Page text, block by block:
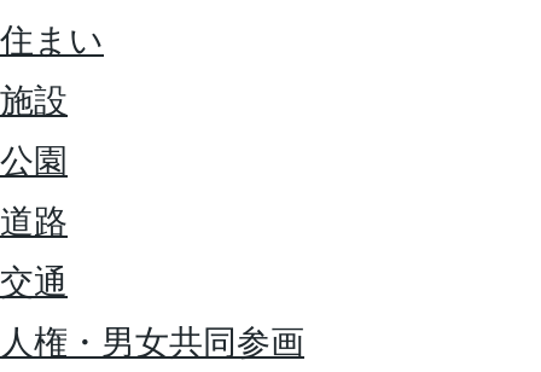
住まい
施設
公園
道路
交通
人権・男女共同参画